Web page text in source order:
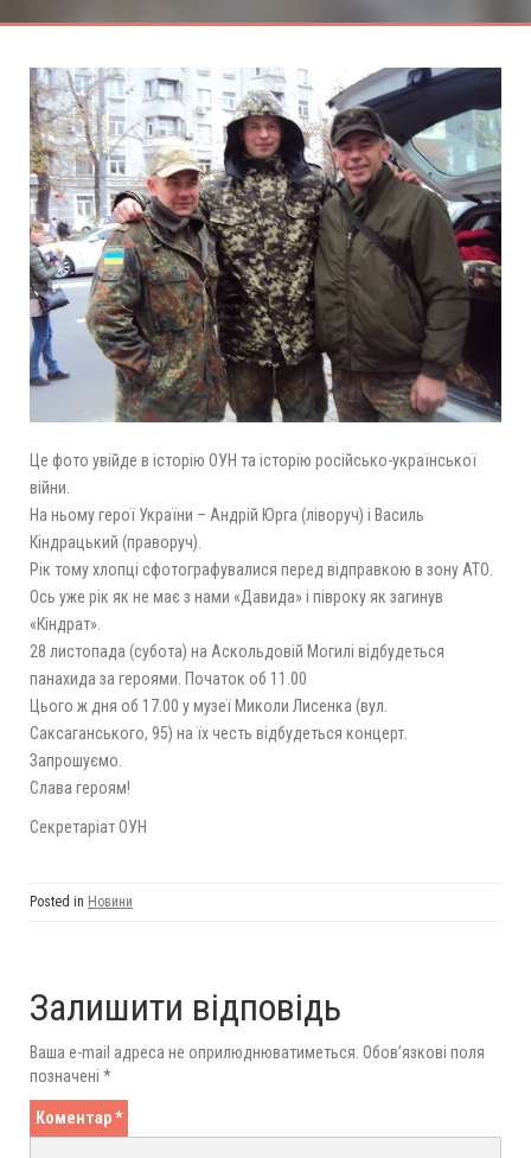
Це фото увійде в історію ОУН та історію російсько-української
війни.
На ньому герої України – Андрій Юрга (ліворуч) і Василь
Кіндрацький (праворуч).
Рік тому хлопці сфотографувалися перед відправкою в зону АТО.
Ось уже рік як не має з нами «Давида» і півроку як загинув
«Кіндрат».
28 листопада (субота) на Аскольдовій Могилі відбудеться
панахида за героями. Початок об 11.00
Цього ж дня об 17.00 у музеї Миколи Лисенка (вул.
Саксаганського, 95) на їх честь відбудеться концерт.
Запрошуємо.
Слава героям!
Секретаріат ОУН
Posted in Новини
Залишити відповідь
Ваша e-mail адреса не оприлюднюватиметься. Обов’язкові поля
позначені *
Коментар*